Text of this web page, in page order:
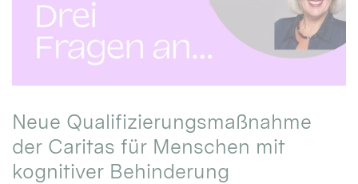
Neue Qualifizierungsmaßnahme
der Caritas für Menschen mit
kognitiver Behinderung